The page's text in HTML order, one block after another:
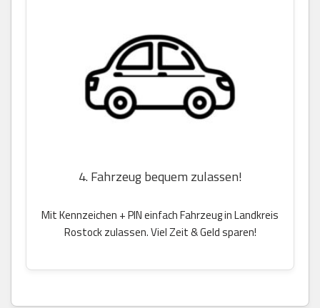
4. Fahrzeug bequem zulassen!
Mit Kennzeichen + PIN einfach Fahrzeug in Landkreis
Rostock zulassen. Viel Zeit & Geld sparen!